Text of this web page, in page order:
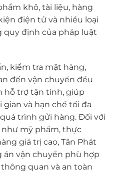
khô, tài liệu, hàng
điện tử và nhiều loại
quy định của pháp luật
kiểm tra mặt hàng,
đến vận chuyển đều
hỗ trợ tận tình, giúp
và hạn chế tối đa
trình gửi hàng. Đối với
mỹ phẩm, thực
giá trị cao, Tân Phát
án vận chuyển phù hợp
quan và an toàn